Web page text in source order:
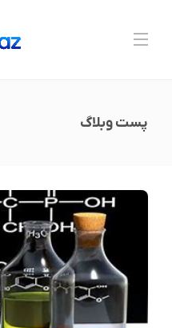
پست وبلاگ